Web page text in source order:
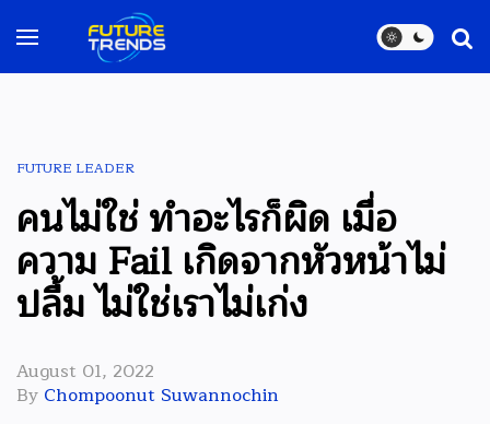
FUTURE LEADER
คนไม่ใช่ ทำอะไรก็ผิด เมื่อ
ความ Fail เกิดจากหัวหน้าไม่
ปลื้ม ไม่ใช่เราไม่เก่ง
August 01, 2022
By Chompoonut Suwannochin